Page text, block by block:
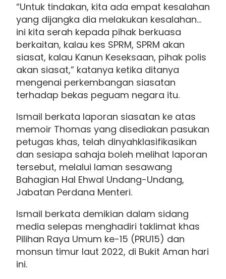
“Untuk tindakan, kita ada empat kesalahan
yang dijangka dia melakukan kesalahan…
ini kita serah kepada pihak berkuasa
berkaitan, kalau kes SPRM, SPRM akan
siasat, kalau Kanun Keseksaan, pihak polis
akan siasat,” katanya ketika ditanya
mengenai perkembangan siasatan
terhadap bekas peguam negara itu.
Ismail berkata laporan siasatan ke atas
memoir Thomas yang disediakan pasukan
petugas khas, telah dinyahklasifikasikan
dan sesiapa sahaja boleh melihat laporan
tersebut, melalui laman sesawang
Bahagian Hal Ehwal Undang-Undang,
Jabatan Perdana Menteri.
Ismail berkata demikian dalam sidang
media selepas menghadiri taklimat khas
Pilihan Raya Umum ke-15 (PRU15) dan
monsun timur laut 2022, di Bukit Aman hari
ini.